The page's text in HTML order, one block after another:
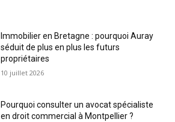
Immobilier en Bretagne : pourquoi Auray
séduit de plus en plus les futurs
propriétaires
10 juillet 2026
Pourquoi consulter un avocat spécialiste
en droit commercial à Montpellier ?